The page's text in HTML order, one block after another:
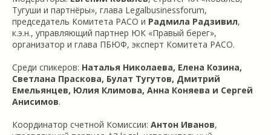
Тугуши и партнёры», глава Legalbusinessforum,
председатель Комитета РАСО и Радмила Радзивил,
к.э.н., управляющий партнер ЮК «Правый берег»,
организатор и глава ПБЮФ, эксперт Комитета РАСО.
Среди спикеров: Наталья Николаева, Елена Козина,
Светлана Праскова, Булат Тугутов, Дмитрий
Емельянцев, Юлия Климова, Анна Коняева и Сергей
Анисимов.
Координатор счетной Комиссии: Антон Иванов,